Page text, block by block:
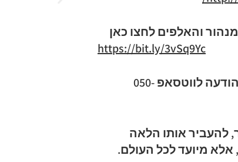
והאלפים לחצו כאן
https://bit.ly/3vSq9Yc
ניתן גם לקבל את המסר כחלק מקבוצת תפוצה, שלחו הודעה לווטסאפ 050-
להעביר אותו הלאה
אלא מיועד לכל העולם.